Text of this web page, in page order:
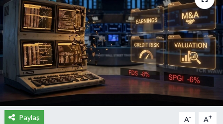
Paylaş A- A+
İletişim
Künye
Yasal Uyarı